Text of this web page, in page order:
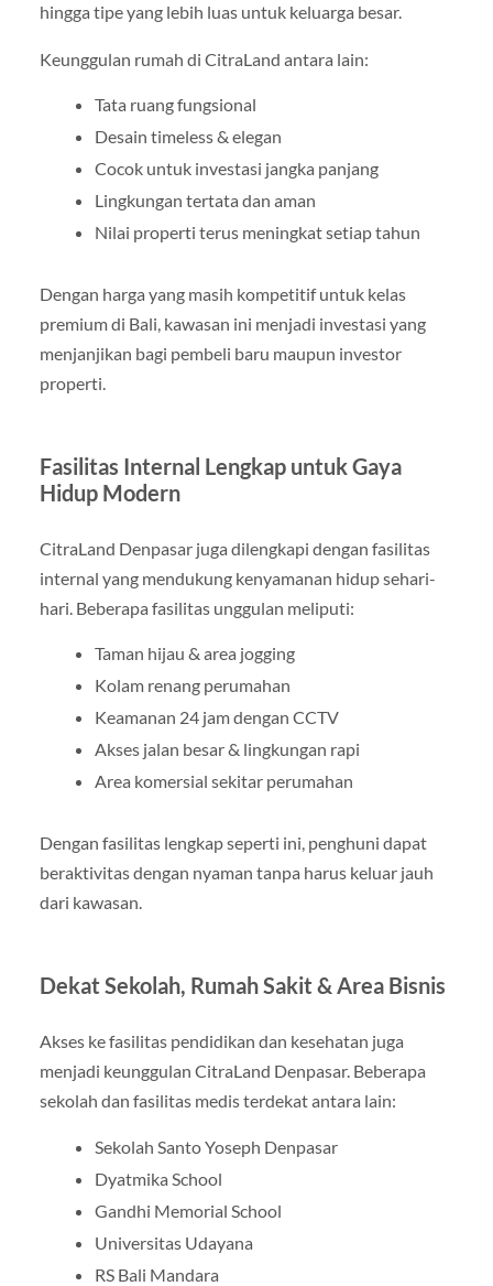
hingga tipe yang lebih luas untuk keluarga besar.
Keunggulan rumah di CitraLand antara lain:
Tata ruang fungsional
Desain timeless & elegan
Cocok untuk investasi jangka panjang
Lingkungan tertata dan aman
Nilai properti terus meningkat setiap tahun
Dengan harga yang masih kompetitif untuk kelas
premium di Bali, kawasan ini menjadi investasi yang
menjanjikan bagi pembeli baru maupun investor
properti.
Fasilitas Internal Lengkap untuk Gaya
Hidup Modern
CitraLand Denpasar juga dilengkapi dengan fasilitas
internal yang mendukung kenyamanan hidup sehari-
hari. Beberapa fasilitas unggulan meliputi:
Taman hijau & area jogging
Kolam renang perumahan
Keamanan 24 jam dengan CCTV
Akses jalan besar & lingkungan rapi
Area komersial sekitar perumahan
Dengan fasilitas lengkap seperti ini, penghuni dapat
beraktivitas dengan nyaman tanpa harus keluar jauh
dari kawasan.
Dekat Sekolah, Rumah Sakit & Area Bisnis
Akses ke fasilitas pendidikan dan kesehatan juga
menjadi keunggulan CitraLand Denpasar. Beberapa
sekolah dan fasilitas medis terdekat antara lain:
Sekolah Santo Yoseph Denpasar
Dyatmika School
Gandhi Memorial School
Universitas Udayana
RS Bali Mandara